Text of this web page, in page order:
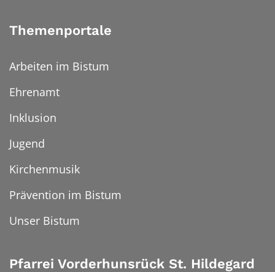
Themenportale
Arbeiten im Bistum
Ehrenamt
Inklusion
Jugend
Kirchenmusik
Prävention im Bistum
Unser Bistum
Pfarrei Vorderhunsrück St. Hildegard